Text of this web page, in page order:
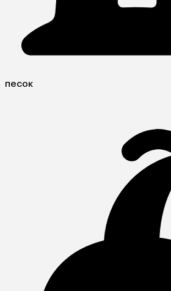
песок